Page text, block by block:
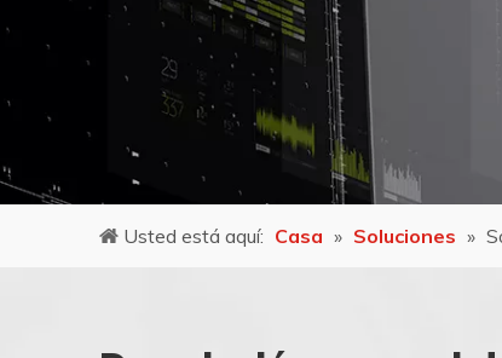
Usted está aquí: Casa » Soluciones »